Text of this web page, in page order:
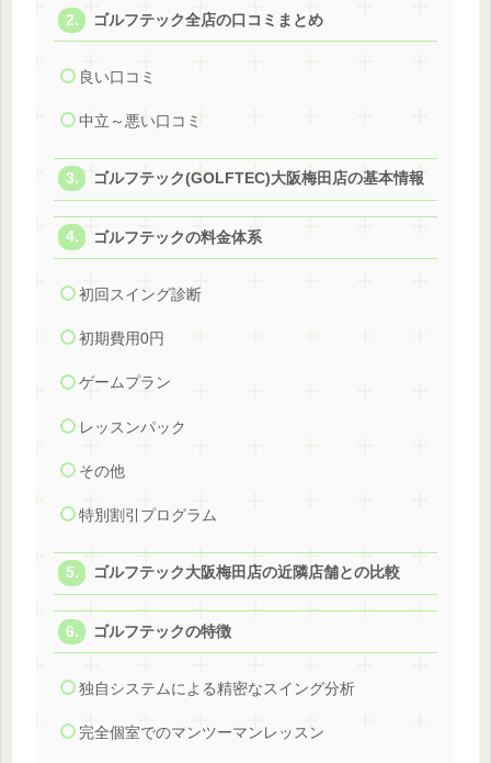
ゴルフテック全店の口コミまとめ
良い口コミ
中立～悪い口コミ
ゴルフテック(GOLFTEC)大阪梅田店の基本情報
ゴルフテックの料金体系
初回スイング診断
初期費用0円
ゲームプラン
レッスンパック
その他
特別割引プログラム
ゴルフテック大阪梅田店の近隣店舗との比較
ゴルフテックの特徴
独自システムによる精密なスイング分析
完全個室でのマンツーマンレッスン